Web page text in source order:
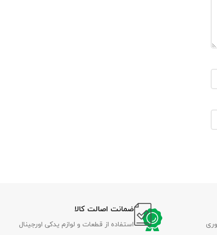
ضمانت اصالت کالا
استفاده از قطعات و لوازم یدکی اورجینال